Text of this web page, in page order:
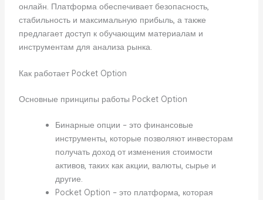
онлайн. Платформа обеспечивает безопасность,
стабильность и максимальную прибыль, а также
предлагает доступ к обучающим материалам и
инструментам для анализа рынка.
Как работает Pocket Option
Основные принципы работы Pocket Option
Бинарные опции – это финансовые
инструменты, которые позволяют инвесторам
получать доход от изменения стоимости
активов, таких как акции, валюты, сырье и
другие.
Pocket Option – это платформа, которая